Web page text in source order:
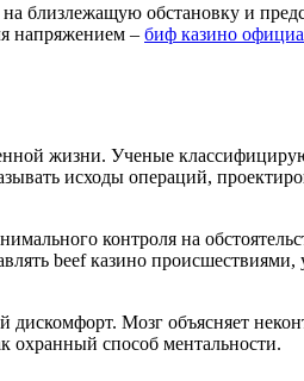
близлежащую обстановку и
напряжением – биф казино
жизни. Ученые
исходы операций,
контроля на
beef казино происшествиями,
Мозг объясняет
охранный способ ментальности.